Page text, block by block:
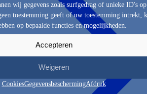
wij gegevens zoals surfgedrag of unieke ID's op
toestemming geeft of uw toestemming intrekt,
op bepaalde functies en mogelijkheden.
Accepteren
Weigeren
CookiesGegevensbeschermingAfdruk